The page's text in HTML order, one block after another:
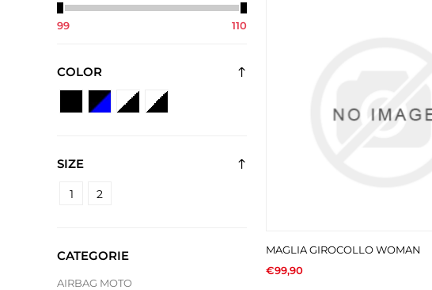
99 110
COLOR
SIZE
1 2
CATEGORIE
AIRBAG MOTO
MAGLIA GIROCOLLO WOMAN
€99,90